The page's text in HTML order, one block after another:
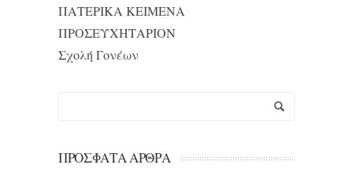
ΠΑΤΕΡΙΚΑ ΚΕΙΜΕΝΑ
ΠΡΟΣΕΥΧΗΤΑΡΙΟΝ
Σχολή Γονέων
ΠΡΌΣΦΑΤΑ ΆΡΘΡΑ